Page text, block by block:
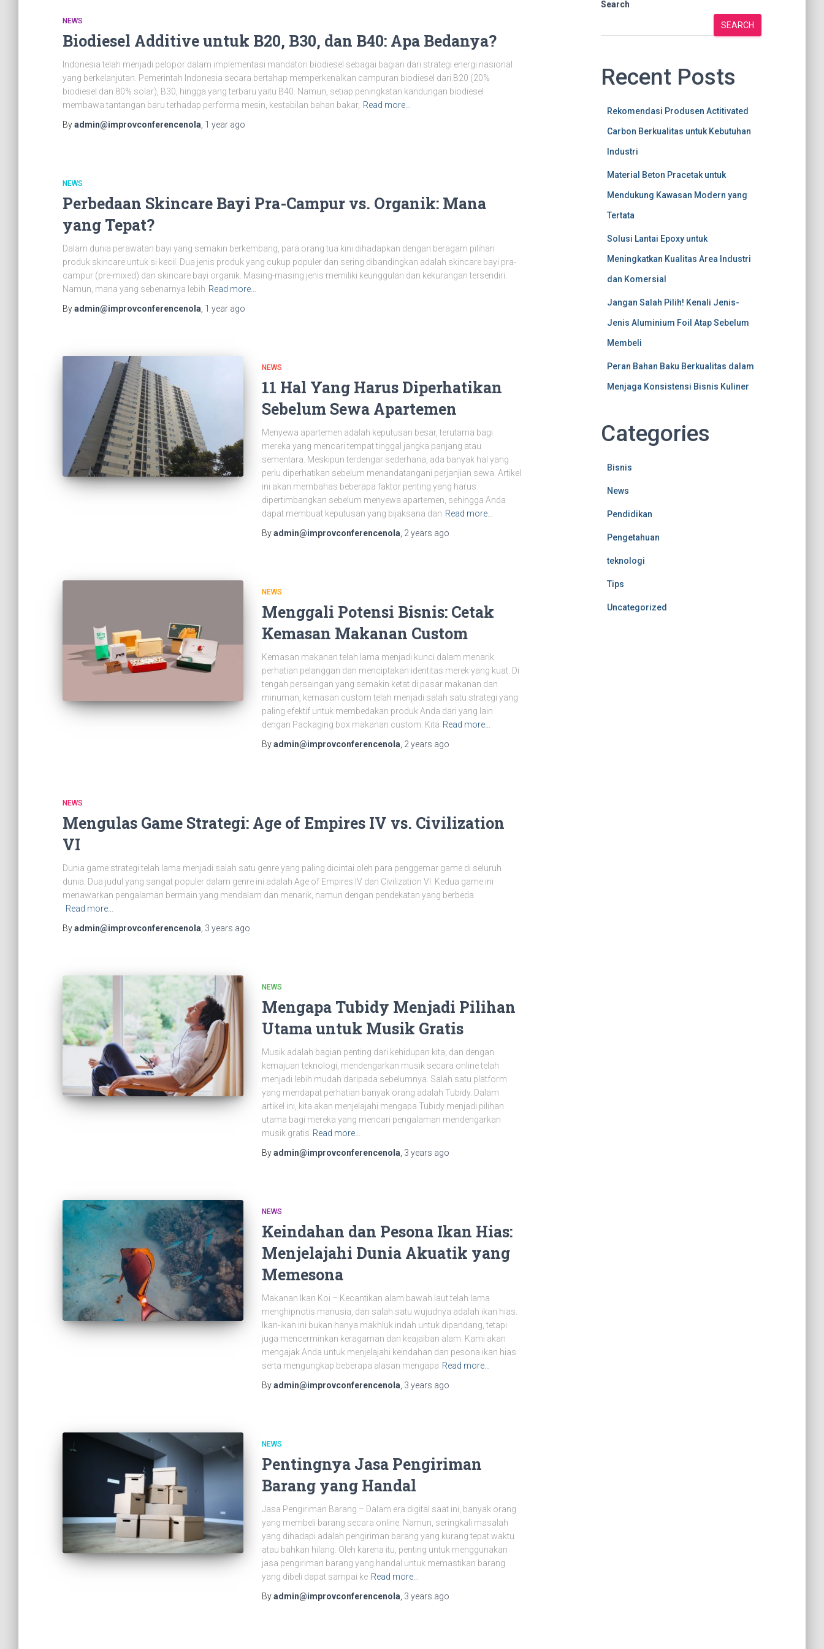
NEWS
Biodiesel Additive untuk B20, B30, dan B40: Apa Bedanya?
Indonesia telah menjadi pelopor dalam implementasi mandatori biodiesel sebagai bagian dari strategi energi nasional
yang berkelanjutan. Pemerintah Indonesia secara bertahap memperkenalkan campuran biodiesel dari B20 (20%
biodiesel dan 80% solar), B30, hingga yang terbaru yaitu B40. Namun, setiap peningkatan kandungan biodiesel
membawa tantangan baru terhadap performa mesin, kestabilan bahan bakar, Read more…
Byadmin@improvconferencenola 1 year ago
NEWS
Perbedaan Skincare Bayi Pra-Campur vs. Organik: Mana
yang Tepat?
Dalam dunia perawatan bayi yang semakin berkembang, para orang tua kini dihadapkan dengan beragam pilihan
produk skincare untuk si kecil. Dua jenis produk yang cukup populer dan sering dibandingkan adalah skincare bayi pra-
campur (pre-mixed) dan skincare bayi organik. Masing-masing jenis memiliki keunggulan dan kekurangan tersendiri.
Namun, mana yang sebenarnya lebih Read more…
Byadmin@improvconferencenola 1 year ago
NEWS
11 Hal Yang Harus Diperhatikan
Sebelum Sewa Apartemen
Menyewa apartemen adalah keputusan besar, terutama bagi
mereka yang mencari tempat tinggal jangka panjang atau
sementara. Meskipun terdengar sederhana, ada banyak hal yang
perlu diperhatikan sebelum menandatangani perjanjian sewa. Artikel
ini akan membahas beberapa faktor penting yang harus
dipertimbangkan sebelum menyewa apartemen, sehingga Anda
dapat membuat keputusan yang bijaksana dan Read more…
Byadmin@improvconferencenola 2 years ago
NEWS
Menggali Potensi Bisnis: Cetak
Kemasan Makanan Custom
Kemasan makanan telah lama menjadi kunci dalam menarik
perhatian pelanggan dan menciptakan identitas merek yang kuat. Di
tengah persaingan yang semakin ketat di pasar makanan dan
minuman, kemasan custom telah menjadi salah satu strategi yang
paling efektif untuk membedakan produk Anda dari yang lain
dengan Packaging box makanan custom. Kita Read more…
Byadmin@improvconferencenola 2 years ago
NEWS
Mengulas Game Strategi: Age of Empires IV vs. Civilization
VI
Dunia game strategi telah lama menjadi salah satu genre yang paling dicintai oleh para penggemar game di seluruh
dunia. Dua judul yang sangat populer dalam genre ini adalah Age of Empires IV dan Civilization VI. Kedua game ini
menawarkan pengalaman bermain yang mendalam dan menarik, namun dengan pendekatan yang berbeda
Read more…
Byadmin@improvconferencenola 3 years ago
NEWS
Mengapa Tubidy Menjadi Pilihan
Utama untuk Musik Gratis
Musik adalah bagian penting dari kehidupan kita, dan dengan
kemajuan teknologi, mendengarkan musik secara online telah
menjadi lebih mudah daripada sebelumnya. Salah satu platform
yang mendapat perhatian banyak orang adalah Tubidy. Dalam
artikel ini, kita akan menjelajahi mengapa Tubidy menjadi pilihan
utama bagi mereka yang mencari pengalaman mendengarkan
musik gratis Read more…
Byadmin@improvconferencenola 3 years ago
NEWS
Keindahan dan Pesona Ikan Hias:
Menjelajahi Dunia Akuatik yang
Memesona
Makanan Ikan Koi – Kecantikan alam bawah laut telah lama
menghipnotis manusia, dan salah satu wujudnya adalah ikan hias.
Ikan-ikan ini bukan hanya makhluk indah untuk dipandang, tetapi
juga mencerminkan keragaman dan keajaiban alam. Kami akan
mengajak Anda untuk menjelajahi keindahan dan pesona ikan hias
serta mengungkap beberapa alasan mengapa Read more…
Byadmin@improvconferencenola 3 years ago
NEWS
Pentingnya Jasa Pengiriman
Barang yang Handal
Jasa Pengiriman Barang – Dalam era digital saat ini, banyak orang
yang membeli barang secara online. Namun, seringkali masalah
yang dihadapi adalah pengiriman barang yang kurang tepat waktu
atau bahkan hilang. Oleh karena itu, penting untuk menggunakan
jasa pengiriman barang yang handal untuk memastikan barang
yang dibeli dapat sampai ke Read more…
Byadmin@improvconferencenola 3 years ago
Search
SEARCH
Recent Posts
Rekomendasi Produsen Actitivated
Carbon Berkualitas untuk Kebutuhan
Industri
Material Beton Pracetak untuk
Mendukung Kawasan Modern yang
Tertata
Solusi Lantai Epoxy untuk
Meningkatkan Kualitas Area Industri
dan Komersial
Jangan Salah Pilih! Kenali Jenis-
Jenis Aluminium Foil Atap Sebelum
Membeli
Peran Bahan Baku Berkualitas dalam
Menjaga Konsistensi Bisnis Kuliner
Categories
Bisnis
News
Pendidikan
Pengetahuan
teknologi
Tips
Uncategorized